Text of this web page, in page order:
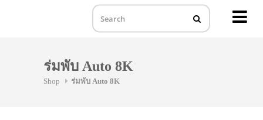
ร่มพับ Auto 8K
Shop ร่มพับ Auto 8K